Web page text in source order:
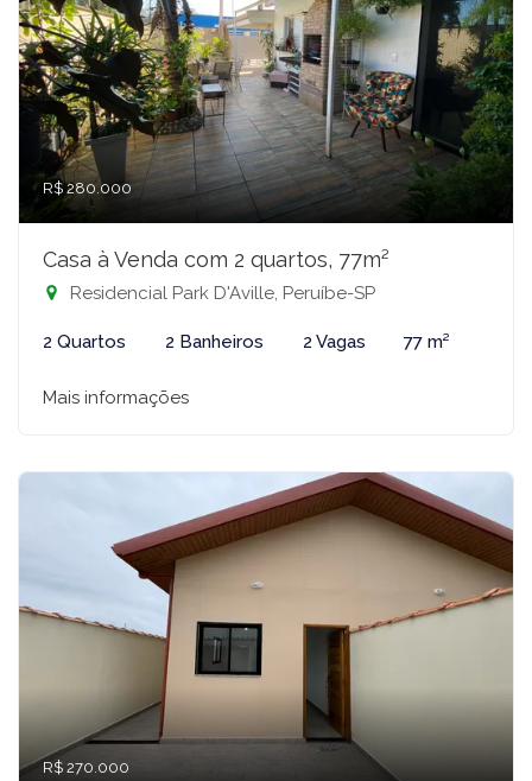
R$ 280.000
Casa à Venda com 2 quartos, 77m²
Residencial Park D'Aville, Peruíbe-SP
2 Quartos 2 Banheiros 2 Vagas 77 m²
Mais informações
R$ 270.000